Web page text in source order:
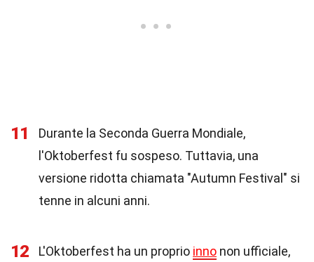
11
Durante la Seconda Guerra Mondiale,
l'Oktoberfest fu sospeso. Tuttavia, una
versione ridotta chiamata "Autumn Festival" si
tenne in alcuni anni.
12 L'Oktoberfest ha un proprio inno non ufficiale,